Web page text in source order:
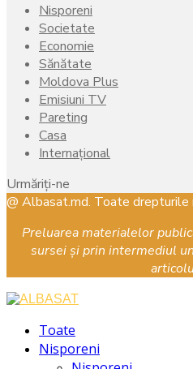
Nisporeni
Societate
Economie
Sănătate
Moldova Plus
Emisiuni TV
Pareting
Casa
Internațional
Urmăriți-ne
Facebook
Instagram
Youtube
@ Albasat.md. Toate drepturile
Preluarea materialelor
sursei și prin intermediul
Toate
Nisporeni